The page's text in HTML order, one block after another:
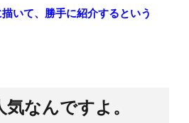
いて、勝手に紹介するという
なんですよ。